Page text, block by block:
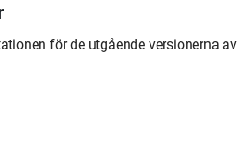
för de utgående versionerna av